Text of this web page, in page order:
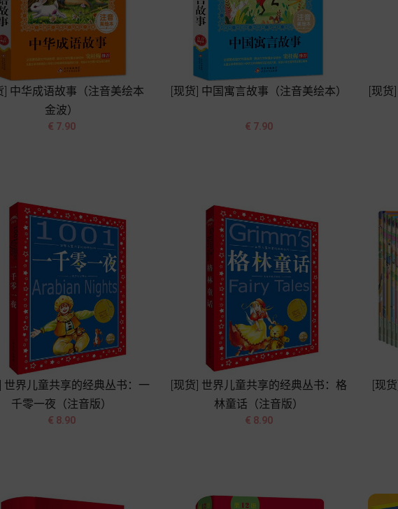
] 中华成语故事（注音美绘本
金波）
价
€ 7.90
[现货] 中国寓言故事（注音美绘本）
价
€ 7.90
[现
世界儿童共享的经典丛书：一
千零一夜（注音版）
价
€ 8.90
[现货] 世界儿童共享的经典丛书：格
林童话（注音版）
价
€ 8.90
 
[现